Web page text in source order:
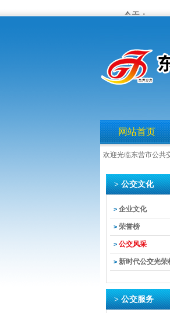
网站首页
欢迎光临东营市公共
> 公交文化
> 企业文化
> 荣誉榜
> 公交风采
> 新时代公交光荣
> 公交服务